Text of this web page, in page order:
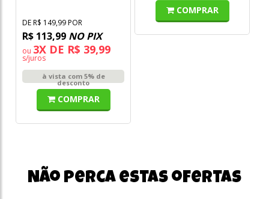
DE R$ 149,99 POR
R$ 113,99 NO PIX
ou 3X DE R$ 39,99
s/juros
à vista com 5% de
desconto
COMPRAR
COMPRAR
Não perca estas ofertas